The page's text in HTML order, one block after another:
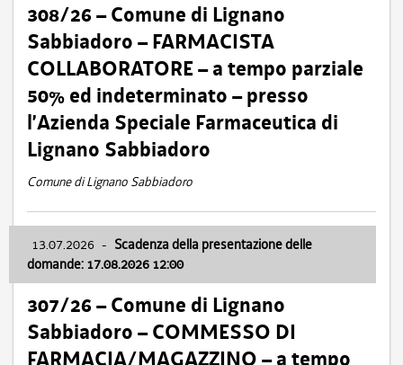
308/26 – Comune di Lignano
Sabbiadoro – FARMACISTA
COLLABORATORE – a tempo parziale
50% ed indeterminato – presso
l’Azienda Speciale Farmaceutica di
Lignano Sabbiadoro
Comune di Lignano Sabbiadoro
13.07.2026 - Scadenza della presentazione delle
domande: 17.08.2026 12:00
307/26 – Comune di Lignano
Sabbiadoro – COMMESSO DI
FARMACIA/MAGAZZINO – a tempo